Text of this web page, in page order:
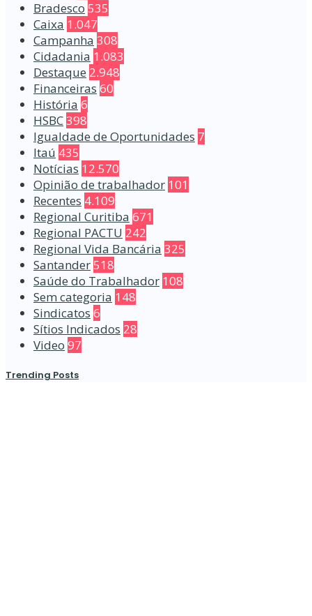
Bradesco 535
Caixa 1.047
Campanha 308
Cidadania 1.083
Destaque 2.948
Financeiras 60
História 6
HSBC398
Igualdade de Oportunidades 7
Itaú 435
Notícias 12.570
Opinião de trabalhador 101
Recentes 4.109
Regional Curitiba 671
Regional PACTU 242
Regional Vida Bancária 325
Santander518
Saúde do Trabalhador 108
Sem categoria 148
Sindicatos 6
Sítios Indicados 28
Video 97
Trending Posts